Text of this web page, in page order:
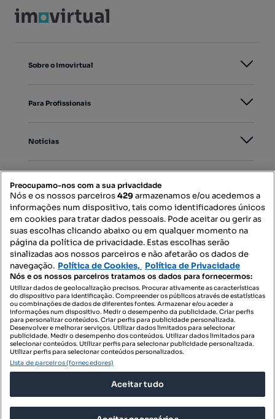
Sobre o Imovirtual
Para Profissionais
Notícias
Mapa do Site
Contacte-nos
SIGA-NOS:
DESCARREGAR NA:
Preocupamo-nos com a sua privacidade
Nós e os nossos parceiros429armazenamos e/ou acedemos a
informações num dispositivo, tais como identificadores únicos
em cookies para tratar dados pessoais. Pode aceitar ou gerir as
suas escolhas clicando abaixo ou em qualquer momento na
página da política de privacidade. Estas escolhas serão
sinalizadas aos nossos parceiros e não afetarão os dados de
navegação. Política de Cookies, Política de Privacidade
Nós e os nossos parceiros tratamos os dados para fornecermos:
Utilizar dados de geolocalização precisos. Procurar ativamente as características
do dispositivo para identificação. Compreender os públicos através de estatísticas
ou combinações de dados de diferentes fontes. Armazenar e/ou aceder a
informações num dispositivo. Medir o desempenho da publicidade. Criar perfis
para personalizar conteúdos. Criar perfis para publicidade personalizada.
Desenvolver e melhorar serviços. Utilizar dados limitados para selecionar
publicidade. Medir o desempenho dos conteúdos. Utilizar dados limitados para
selecionar conteúdos. Utilizar perfis para selecionar publicidade personalizada.
Utilizar perfis para selecionar conteúdos personalizados.
Lista de parceiros (fornecedores)
Aceitar tudo